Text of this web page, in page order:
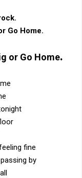
Go Home.
or Go Home.
fine
by